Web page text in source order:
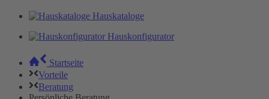
Hauskataloge
Hauskonfigurator
Startseite
Vorteile
Beratung